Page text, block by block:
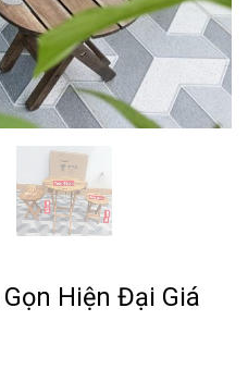
Gọn Hiện Đại Giá